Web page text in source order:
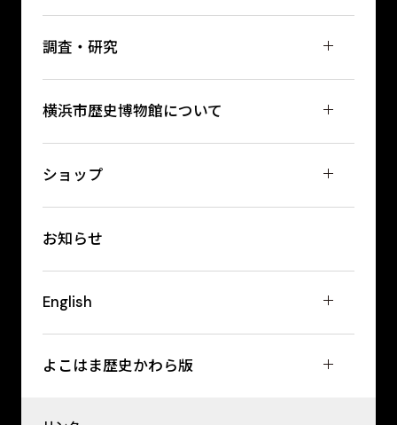
調査・研究
横浜市歴史博物館について
ショップ
お知らせ
English
よこはま歴史かわら版